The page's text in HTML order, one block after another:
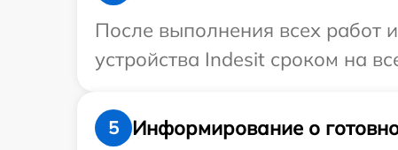
После выполнения всех работ
устройства Indesit сроком на
5
Информирование о